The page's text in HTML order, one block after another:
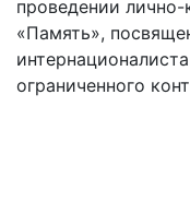
проведении
«Память»,
ограниченного